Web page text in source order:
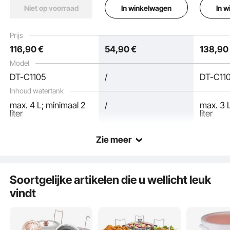
container weergeven
rolluik
Prijs
Model
Inhoud watertank
roestvrijstalen
buffetset inclusief
deksel met kijkglas en
eettang, voor
restaurants, buffetten,
scholen, enz.
Niet op voorraad
ser met glazen deksel,
waterpan en
buffetfeesten Zilver
In winkelwagen
staal
enz.
In
116,90€ 54,90€ 138,90
DT-C1105 / DT-
max. 4 L; minimaal 2
liter
/
max. 3
liter
Zie meer
Soortgelijke artikelen die u wellicht leuk
vindt